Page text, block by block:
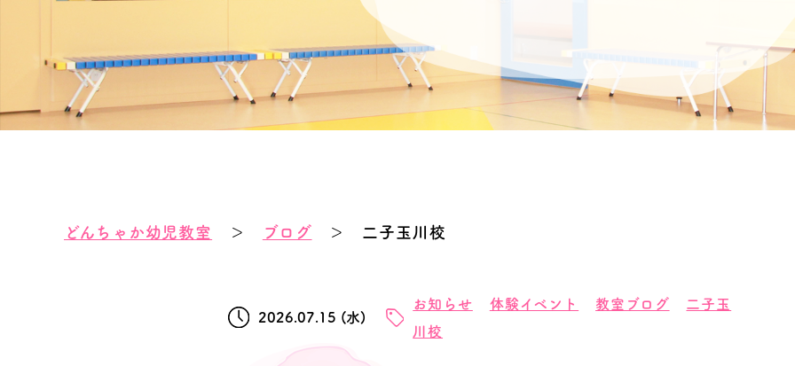
どんちゃか幼児教室 ＞ ブログ ＞ 二子玉川校
2026.07.15 (水)
お知らせ 体験イベント 教室ブログ
二子玉
川校